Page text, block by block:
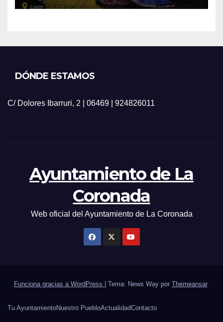
DÓNDE ESTAMOS
C/ Dolores Ibarruri, 2 | 06469 | 924826011
Ayuntamiento de La
Coronada
Web oficial del Ayuntamiento de La Coronada
Funciona gracias a WordPress | Tema: News Way por Themeansar.
Tu AyuntamientoNuestro PuebloActualidadContacto